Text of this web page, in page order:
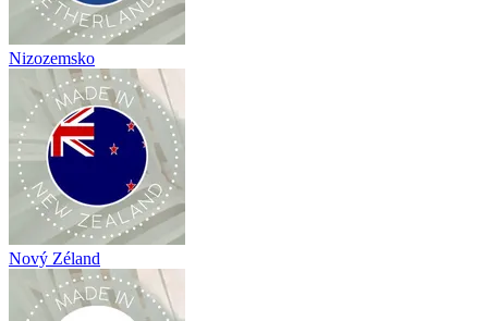
Nizozemsko
Nový Zéland